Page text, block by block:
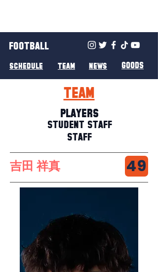
FOOTBALL
SCHEDULE TEAM NEWS GOODS
TEAM
PLAYERS
STUDENT STAFF
STAFF
吉田 祥真 49